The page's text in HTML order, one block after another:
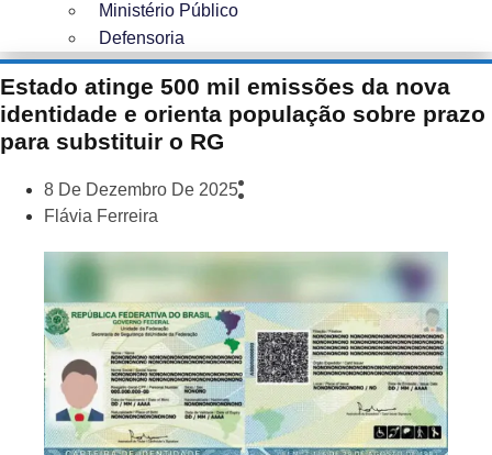
Ministério Público
Defensoria
Estado atinge 500 mil emissões da nova
identidade e orienta população sobre prazo
para substituir o RG
8 De Dezembro De 2025
Flávia Ferreira